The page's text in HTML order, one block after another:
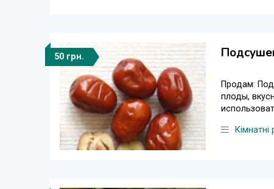
50 грн.
Продам:
плоды,